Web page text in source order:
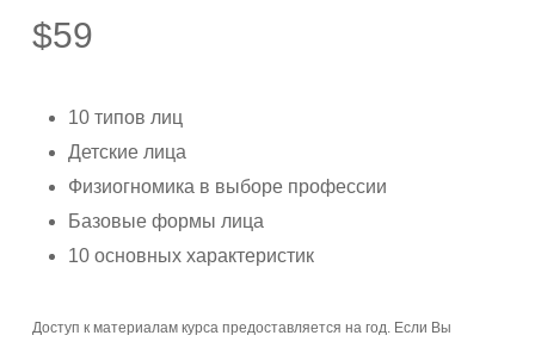
$59
10 типов лиц
Детские лица
Физиогномика в выборе профессии
Базовые формы лица
10 основных характеристик
Доступ к материалам курса предоставляется на год. Если Вы